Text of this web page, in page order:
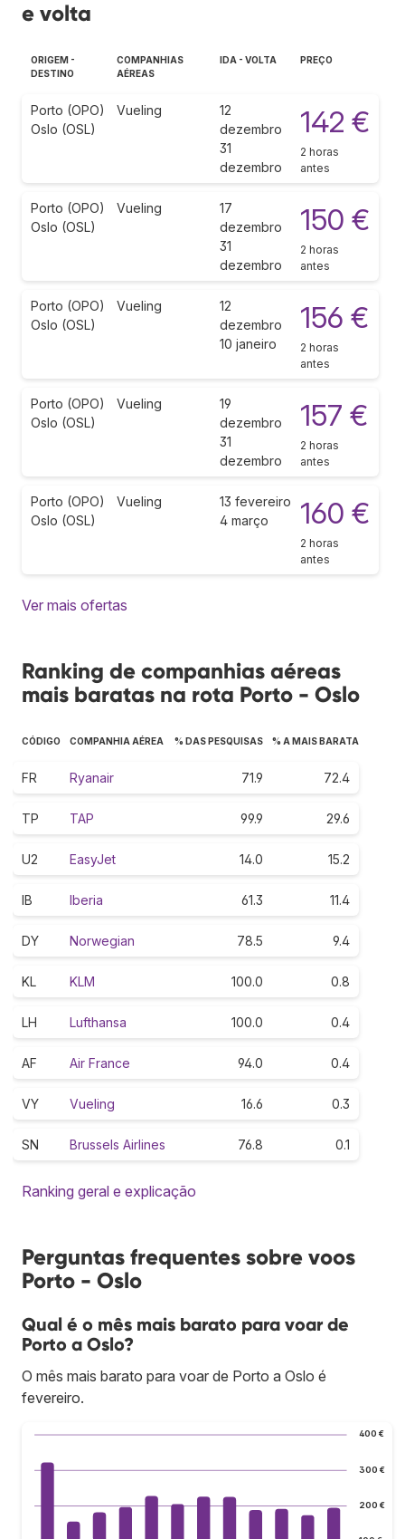
e volta
ORIGEM -
DESTINO
COMPANHIAS
AÉREAS
IDA - VOLTA PREÇO
Porto (OPO)
Oslo (OSL)
Vueling
12
dezembro
31
dezembro
142 €
2 horas
antes
Porto (OPO)
Oslo (OSL)
Vueling
17
dezembro
31
dezembro
150 €
2 horas
antes
Porto (OPO)
Oslo (OSL)
Vueling
12
dezembro
10 janeiro
156 €
2 horas
antes
Porto (OPO)
Oslo (OSL)
Vueling
19
dezembro
31
dezembro
157 €
2 horas
antes
Porto (OPO)
Oslo (OSL)
Vueling
13 fevereiro
4 março
160 €
2 horas
antes
Ver mais ofertas
Ranking de companhias aéreas
mais baratas na rota Porto - Oslo
CÓDIGO COMPANHIA AÉREA % DAS PESQUISAS % A MAIS BARATA
FR Ryanair 71.9 72.4
TP TAP 99.9 29.6
U2 EasyJet 14.0 15.2
IB Iberia 61.3 11.4
DY Norwegian 78.5 9.4
KL KLM 100.0 0.8
LH Lufthansa 100.0 0.4
AF Air France 94.0 0.4
VY Vueling 16.6 0.3
SN Brussels Airlines 76.8 0.1
Ranking geral e explicação
Perguntas frequentes sobre voos
Porto - Oslo
Qual é o mês mais barato para voar de
Porto a Oslo?
O mês mais barato para voar de Porto a Oslo é
fevereiro.
200 €
300 €
400 €